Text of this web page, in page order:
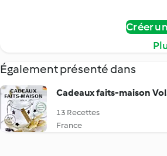
Créer
Également présenté dans
Cadeaux faits-maison
13 Recettes
France